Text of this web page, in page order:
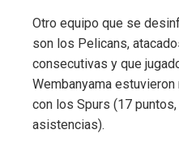
Otro equipo que se
son los Pelicans,
consecutivas y que
Wembanyama
con los Spurs (17
asistencias).